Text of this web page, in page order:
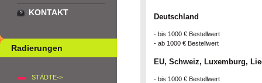
KONTAKT
Radierungen
STÄDTE->
Deutschland
- bis 1000 € Bestellwert
- ab 1000 € Bestellwert
EU, Schweiz, Luxemburg,
- bis 1000 € Bestellwert